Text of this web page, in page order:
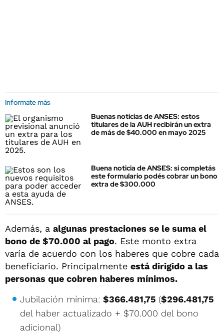
Informate más
Buenas noticias de ANSES: estos
titulares de la AUH recibirán un extra
de más de $40.000 en mayo 2025
Buena noticia de ANSES: si completás
este formulario podés cobrar un bono
extra de $300.000
Además, a algunas prestaciones se le suma el
bono de $70.000 al pago. Este monto extra
varía de acuerdo con los haberes que cobre cada
beneficiario. Principalmente está dirigido a las
personas que cobren haberes mínimos.
Jubilación mínima: $366.481,75 ($296.481,75
del haber actualizado + $70.000 del bono
adicional)